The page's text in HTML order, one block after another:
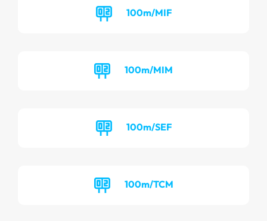
100m/MIF
100m/MIM
100m/SEF
100m/TCM